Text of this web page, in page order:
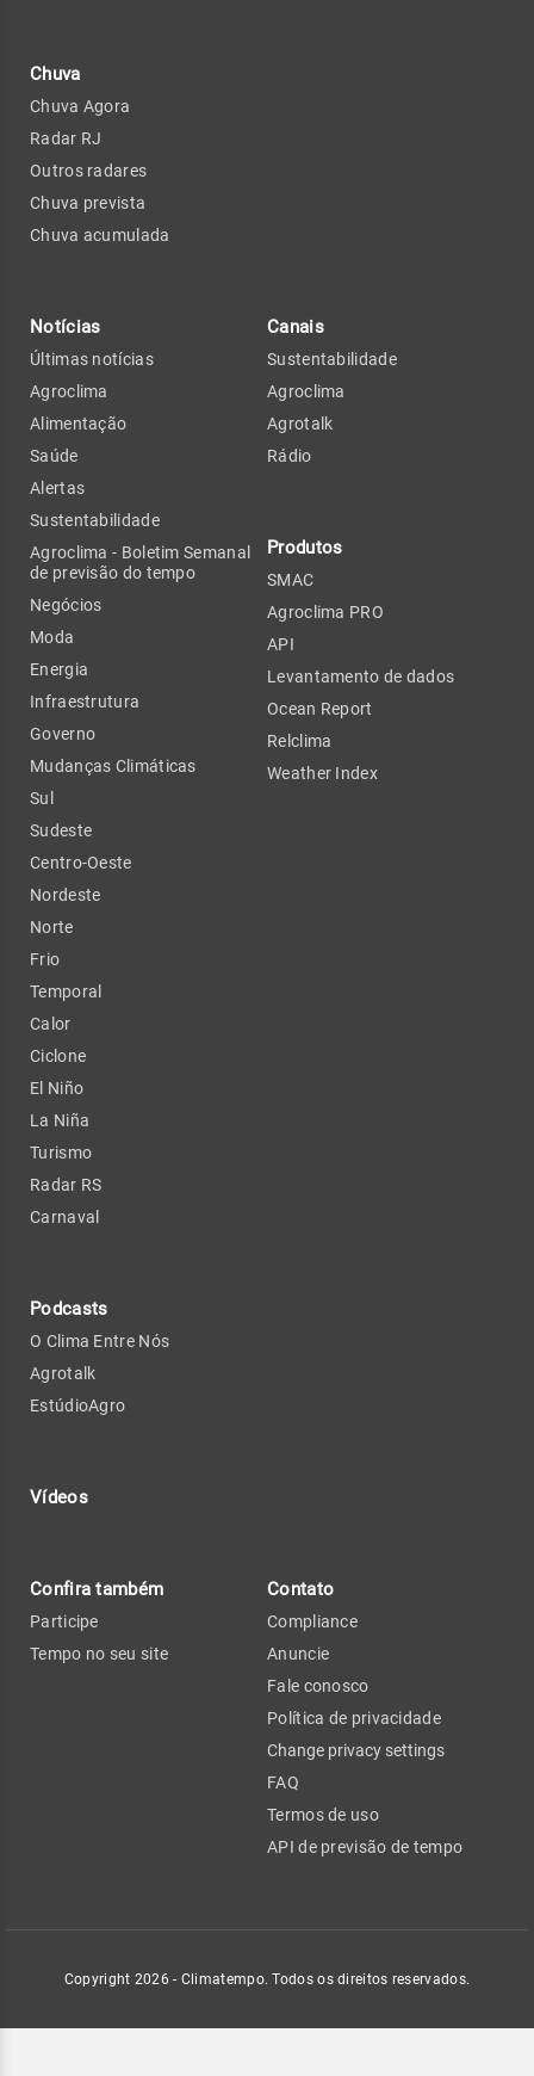
Chuva
Chuva Agora
Radar RJ
Outros radares
Chuva prevista
Chuva acumulada
Notícias
Últimas notícias
Agroclima
Alimentação
Saúde
Alertas
Sustentabilidade
Agroclima - Boletim Semanal
de previsão do tempo
Negócios
Moda
Energia
Infraestrutura
Governo
Mudanças Climáticas
Sul
Sudeste
Centro-Oeste
Nordeste
Norte
Frio
Temporal
Calor
Ciclone
El Niño
La Niña
Turismo
Radar RS
Carnaval
Podcasts
O Clima Entre Nós
Agrotalk
EstúdioAgro
Vídeos
Canais
Sustentabilidade
Agroclima
Agrotalk
Rádio
Produtos
SMAC
Agroclima PRO
API
Levantamento de dados
Ocean Report
Relclima
Weather Index
Confira também
Participe
Tempo no seu site
Contato
Compliance
Anuncie
Fale conosco
Política de privacidade
Change privacy settings
FAQ
Termos de uso
API de previsão de tempo
Copyright 2026 - Climatempo. Todos os direitos reservados.